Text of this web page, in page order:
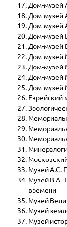
Дом-музей
Дом-музей
Дом-музей
Дом-музей
Дом-музей
Дом-музей
Дом-музей
Дом-музей
Дом-музей
Еврейский
Музей А.С.
Музей В.А.
времени
Музей
Музей
Музей